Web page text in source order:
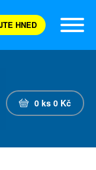
HNED
0 ks 0 Kč